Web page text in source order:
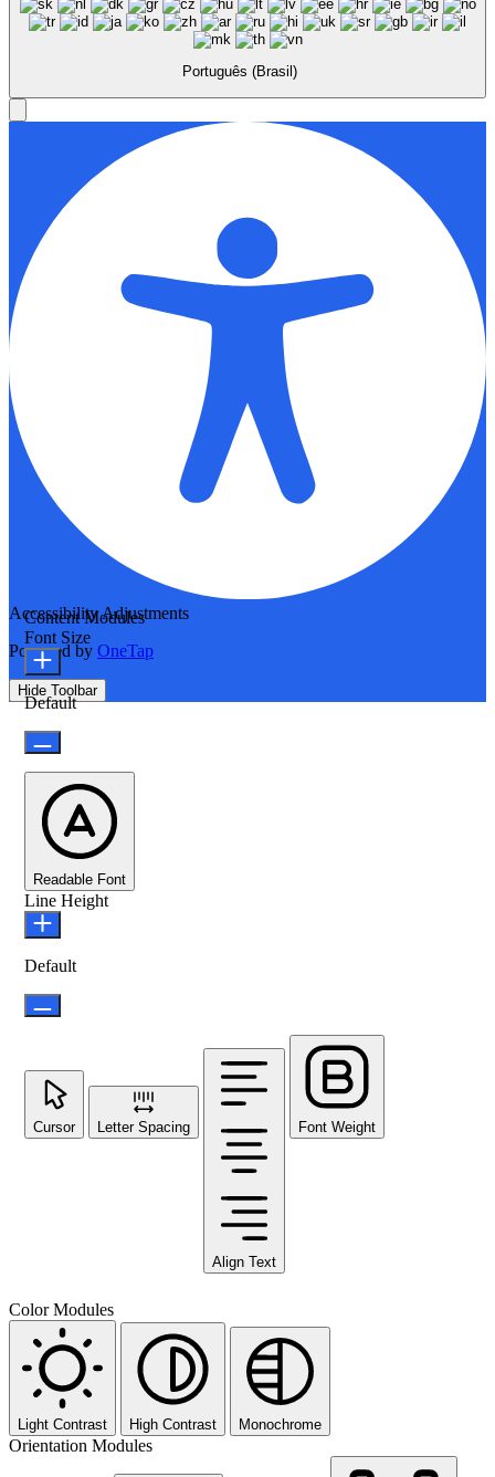
Português (Brasil)
Accessibility Adjustments
Powered by OneTap
Hide Toolbar
Content Modules
Font Size
Default
Readable Font
Line Height
Default
Cursor Letter Spacing
Align Text
Font Weight
Color Modules
Light Contrast High Contrast Monochrome
Orientation Modules